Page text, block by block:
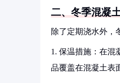
二、冬季混凝
除了定期浇水外，
1. 保温措施：在混
品覆盖在混凝土表